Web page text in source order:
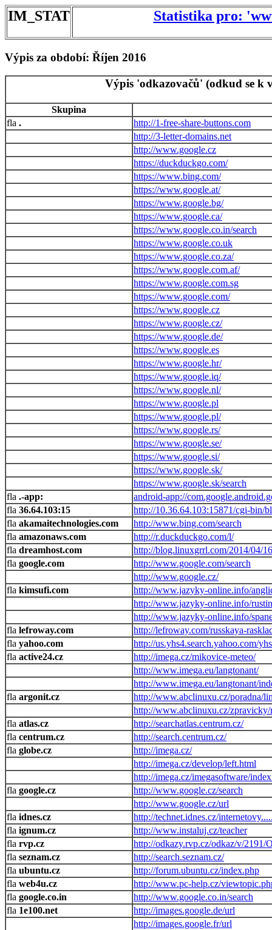
IM_STAT Statistika pro:
Výpis za období: Říjen 2016
Výpis 'odkazovačů' (odkud se k
Skupina
.
http://1-free-share-buttons.com
http://3-letter-domains.net
http://www.google.cz
https://duckduckgo.com/
https://www.bing.com/
https://www.google.at/
https://www.google.bg/
https://www.google.ca/
https://www.google.co.in/search
https://www.google.co.uk
https://www.google.co.za/
https://www.google.com.af/
https://www.google.com.sg
https://www.google.com/
https://www.google.cz
https://www.google.cz/
https://www.google.de/
https://www.google.es
https://www.google.hr/
https://www.google.iq/
https://www.google.nl/
https://www.google.pl
https://www.google.pl/
https://www.google.rs/
https://www.google.se/
https://www.google.si/
https://www.google.sk/
https://www.google.sk/search
.-app:
android-app://
36.64.103:15
http://10.36.64.103:15871/cgi-bin/
akamaitechnologies.com
http://www.bing.com/search
amazonaws.com
http://r.duckduckgo.com/l/
dreamhost.com
http://blog.linuxgrrl.com/2014/04/
google.com
http://www.google.com/search
http://www.google.cz/
kimsufi.com
http://www.jazyky-online.info/
http://www.jazyky-online.info/
http://www.jazyky-online.info/
lefroway.com
http://lefroway.com/russkaya-
yahoo.com
http://us.yhs4.search.yahoo.com/
active24.cz
http://imega.cz/mikovice-meteo/
http://www.imega.eu/langtonant/
http://www.imega.eu/langtonant/
argonit.cz
http://www.abclinuxu.cz/poradna/
http://www.abclinuxu.cz/zpravicky/
atlas.cz
http://searchatlas.centrum.cz/
centrum.cz
http://search.centrum.cz/
globe.cz
http://imega.cz/
http://imega.cz/develop/left.html
http://imega.cz/imegasoftware/
google.cz
http://www.google.cz/search
http://www.google.cz/url
idnes.cz
http://technet.idnes.cz/
ignum.cz
http://www.instaluj.cz/teacher
rvp.cz
http://odkazy.rvp.cz/odkaz/v/
seznam.cz
http://search.seznam.cz/
ubuntu.cz
http://forum.ubuntu.cz/index.php
web4u.cz
http://www.pc-help.cz/
google.co.in
http://www.google.co.in/search
1e100.net
http://images.google.de/url
http://images.google.fr/url